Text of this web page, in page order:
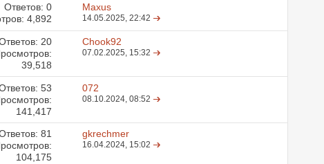
Ответов: 0
4,892
Maxus
14.05.2025,22:42
20
39,518
Chook92
07.02.2025, 15:32
53
141,417
072
08.10.2024,08:52
81
104,175
gkrechmer
16.04.2024, 15:02